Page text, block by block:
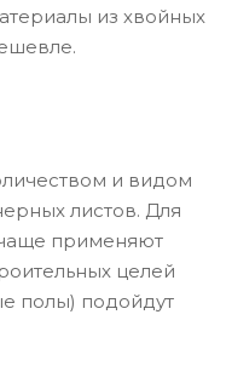
из хвойных
и видом
листов. Для
применяют
целей
полы) подойдут